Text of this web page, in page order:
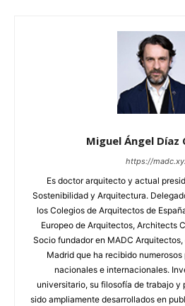
Miguel Ángel Díaz
https://
Es doctor arquitecto y actual
Sostenibilidad y Arquitectura.
los Colegios de Arquitectos de
Europeo de Arquitectos, Architects
Socio fundador en MADC
Madrid que ha recibido
nacionales e internacionales.
universitario, su filosofía de trabajo y
sido ampliamente desarrollados en